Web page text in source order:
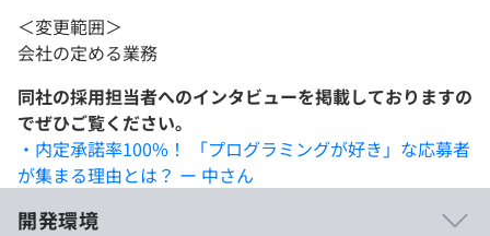
＜変更範囲＞
会社の定める業務
同社の採用担当者へのインタビューを掲載しておりますの
でぜひご覧ください。
・内定承諾率100%！ 「プログラミングが好き」な応募者
が集まる理由とは？ ー 中さん
開発環境